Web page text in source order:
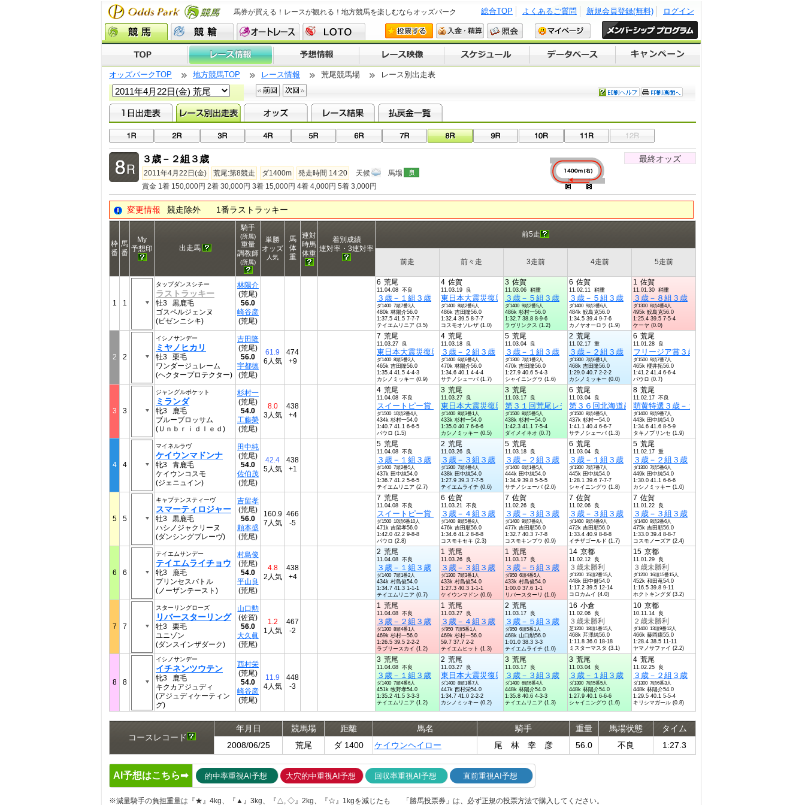
馬券が買える！レースが観れる！地方競馬を楽しむならオッズパーク ログイン
新規会員登録(無料)
よくあるご質問
総合TOP
オッズパークTOP 地方競馬TOP レース情報 荒尾競馬場 レース別出走表
３歳－２組３歳
2011年4月22日(金) 荒尾:第8競走 ダ1400m 発走時間 14:20 天候
馬場
賞金 1着 150,000円 2着 30,000円 3着 15,000円 4着 4,000円 5着 3,000円
最終オッズ
変更情報 競走除外 1番ラストラッキー
枠
番
馬
番
My
予想印
出走馬
騎手
(所属)
重量
調教師
(所属)
単勝
オッズ
人気
馬
体
重
連対
時馬
体重
着別成績
連対率・3連対率
前5走
前走 前々走 3走前 4走前 5走前
1 1
タップダンスシチー
ラストラッキー
牡3 黒鹿毛
ゴスペルジェンヌ
(ビゼンニシキ)
林陽介
(荒尾)
56.0
崎谷彦
(荒尾)
6 荒尾
11.04.08 不良
３歳－１組３歳
ダ1400 7頭7番3人
480k 林陽介56.0
1:37.5 41.5 7-7-7
テイエムリニア (3.5)
4 佐賀
11.03.19 良
東日本大震災復興支援競走３歳－６組
ダ1400 8頭2番6人
486k 吉田隆56.0
1:32.4 39.5 8-7-7
コスモオソレザ (1.0)
3 佐賀
11.03.06 稍重
３歳－５組３歳
ダ1400 9頭2番5人
486k 杉村一56.0
1:32.7 38.8 8-9-6
ラヴリンクス (1.2)
6 佐賀
11.02.11 稍重
３歳－５組３歳
ダ1400 9頭3番6人
484k 鮫島克56.0
1:34.5 39.4 9-7-6
カノヤオーロラ (1.9)
1 佐賀
11.01.30 稍重
３歳－８組３歳
ダ1300 8頭4番4人
495k 鮫島克56.0
1:25.4 39.5 7-5-4
ケーヤ (0.0)
2 2
イシノサンデー
ミヤノヒカリ
牡3 栗毛
ワンダージュレーム
(ヘクタープロテクター)
吉田隆
(荒尾)
56.0
宇都徳
(荒尾)
61.9
6人気
474
+9
7 荒尾
11.03.27 良
東日本大震災復興支援競走３歳－２組３歳
ダ1400 8頭5番2人
465k 吉田隆56.0
1:35.4 41.5 4-4-3
カシノミッキー (0.9)
4 荒尾
11.03.18 良
３歳－２組３歳
ダ1400 6頭6番4人
470k 林陽介56.0
1:34.6 40.1 4-4-4
サチノシェーバ (1.7)
5 荒尾
11.03.04 良
３歳－１組３歳
ダ1300 7頭1番2人
470k 吉田隆56.0
1:27.9 40.6 5-4-3
シャイニングウ (1.6)
2 荒尾
11.02.17 重
３歳－２組３歳
ダ1300 7頭6番1人
468k 吉田隆56.0
1:29.0 40.7 2-2-2
カシノミッキー (0.0)
6 荒尾
11.01.28 良
フリージア賞３歳－１組３歳
ダ1500 9頭7番7人
465k 櫻井拓56.0
1:41.2 41.4 6-6-4
パウロ (0.7)
3 3
ジャングルポケット
ミランダ
牝3 鹿毛
ブルーブロッサム
(Ｕｎｂｒｉｄｌｅｄ)
杉村一
(荒尾)
54.0
工藤榮
(荒尾)
8.0
3人気
438
+4
4 荒尾
11.04.08 不良
スイートピー賞（荒尾ダービーＴＲ）３歳オープン
ダ1500 10頭2番4人
434k 杉村一54.0
1:40.7 41.1 6-6-5
パウロ (1.5)
3 荒尾
11.03.27 良
東日本大震災復興支援競走３歳－２組３歳
ダ1400 8頭3番1人
433k 杉村一54.0
1:35.0 40.7 6-6-6
カシノミッキー (0.5)
3 荒尾
11.03.17 良
第３１回荒尾レディース特別（佐賀ル・プラ３歳オープン
ダ1500 8頭5番5人
438k 杉村一54.0
1:42.3 41.1 7-5-4
ダイメイネオ (0.7)
6 荒尾
11.03.04 良
第３６回北海道産馬特別３歳オープン
ダ1500 8頭4番5人
437k 杉村一54.0
1:41.1 40.4 6-6-7
サチノシェーバ (1.3)
8 荒尾
11.02.17 不良
萌黄特選３歳－１組３歳
ダ1400 9頭9番7人
443k 田中純54.0
1:34.6 41.6 8-5-9
タキノプリンセ (1.9)
4 4
マイネルラヴ
ケイウンマドンナ
牝3 青鹿毛
ケイウンコスモ
(ジェニュイン)
田中純
(荒尾)
54.0
佐伯茂
(荒尾)
42.4
5人気
438
+1
5 荒尾
11.04.08 不良
３歳－１組３歳
ダ1400 7頭2番5人
437k 田中純54.0
1:36.7 41.2 5-6-5
テイエムリニア (2.7)
2 荒尾
11.03.26 良
３歳－３組３歳
ダ1300 7頭4番4人
438k 田中純54.0
1:27.9 39.3 7-7-5
テイエムライチ (0.6)
5 荒尾
11.03.18 良
３歳－２組３歳
ダ1400 6頭1番5人
444k 田中純54.0
1:34.9 39.8 5-5-5
サチノシェーバ (2.0)
6 荒尾
11.03.04 良
３歳－１組３歳
ダ1300 7頭7番7人
445k 田中純54.0
1:28.1 39.6 7-7-7
シャイニングウ (1.8)
5 荒尾
11.02.17 重
３歳－２組３歳
ダ1300 7頭5番6人
449k 田中純54.0
1:30.0 41.1 6-6-6
カシノミッキー (1.0)
5 5
キャプテンスティーヴ
スマーティロジャー
牡3 黒鹿毛
ハシノジャクリーヌ
(ダンシングブレーヴ)
吉留孝
(荒尾)
56.0
頼本盛
(荒尾)
160.9
7人気
466
-5
7 荒尾
11.04.08 不良
スイートピー賞（荒尾ダービーＴＲ）３歳オープン
ダ1500 10頭6番10人
471k 吉留孝56.0
1:42.0 42.2 9-8-8
パウロ (2.8)
6 佐賀
11.03.21 不良
３歳－４組３歳
ダ1400 8頭5番8人
476k 吉田順56.0
1:34.6 41.2 8-8-8
コスモキセキ (2.3)
7 佐賀
11.02.26 良
３歳－３組３歳
ダ1400 9頭7番8人
477k 吉田順56.0
1:32.7 40.3 7-7-8
コスモキンプウ (0.9)
7 佐賀
11.02.06 良
３歳－３組３歳
ダ1400 9頭4番9人
472k 吉田順56.0
1:33.4 40.9 8-8-8
イチザゴールド (1.7)
7 佐賀
11.01.22 良
３歳－３組３歳
ダ1400 9頭2番6人
475k 吉田順56.0
1:33.0 39.4 8-8-7
コスモノーズア (2.4)
6 6
テイエムサンデー
テイエムライチョウ
牝3 鹿毛
プリンセスバトル
(ノーザンテースト)
村島俊
(荒尾)
54.0
平山良
(荒尾)
4.8
2人気
438
+4
2 荒尾
11.04.08 不良
３歳－１組３歳
ダ1400 7頭1番2人
434k 村島俊54.0
1:34.7 41.3 1-1-1
テイエムリニア (0.7)
1 荒尾
11.03.26 良
３歳－３組３歳
ダ1300 7頭3番1人
433k 村島俊54.0
1:27.3 40.3 1-1-1
ケイウンマドン (0.6)
1 荒尾
11.03.17 良
３歳－５組３歳
ダ950 6頭4番5人
433k 村島俊54.0
1:00.0 37.6 1-1
リバースターリ (1.0)
14 京都
11.02.12 良
３歳未勝利
ダ1200 15頭2番15人
448k 田中健54.0
1:17.2 39.5 12-14
コロカムイ (4.0)
15 京都
11.01.29 良
３歳未勝利
ダ1200 16頭15番15人
452k 和田竜54.0
1:16.5 39.8 9-11
ホクトキングダ (3.2)
7 7
スターリングローズ
リバースターリング
牡3 栗毛
ユニゾン
(ダンスインザダーク)
山口勲
(佐賀)
56.0
大久眞
(荒尾)
1.2
1人気
467
-2
1 荒尾
11.04.08 不良
３歳－２組３歳
ダ1300 8頭4番1人
469k 杉村一56.0
1:26.5 39.5 2-2-2
ラブリースカイ (1.2)
1 荒尾
11.03.27 良
３歳－４組３歳
ダ950 7頭5番1人
469k 杉村一56.0
59.7 37.7 2-2
テイエムヒット (1.3)
2 荒尾
11.03.17 良
３歳－５組３歳
ダ950 6頭5番1人
468k 山口勲56.0
1:01.0 38.3 3-3
テイエムライチ (1.0)
16 小倉
11.02.06 良
３歳未勝利
芝1200 18頭1番15人
468k 芹澤純56.0
1:11.8 36.0 18-18
ミスターマスタ (3.1)
10 京都
10.11.14 良
２歳未勝利
ダ1400 13頭9番12人
466k 藤岡康55.0
1:28.4 38.5 11-11
ヤマノサファイ (2.2)
8 8
イシノサンデー
イチネンツウテン
牝3 鹿毛
キクカアジュディ
(アジュディケーティン
グ)
西村栄
(荒尾)
54.0
崎谷彦
(荒尾)
11.9
4人気
448
-3
3 荒尾
11.04.08 不良
３歳－１組３歳
ダ1400 7頭4番6人
451k 牧野孝54.0
1:35.2 41.5 3-3-3
テイエムリニア (1.2)
2 荒尾
11.03.27 良
東日本大震災復興支援競走３歳－２組３歳
ダ1400 8頭1番7人
447k 西村栄54.0
1:34.7 41.0 2-2-2
カシノミッキー (0.2)
3 荒尾
11.03.17 良
３歳－３組３歳
ダ1400 6頭6番4人
448k 林陽介54.0
1:35.8 40.6 4-3-3
テイエムリニア (1.3)
3 荒尾
11.03.04 良
３歳－１組３歳
ダ1300 7頭5番5人
448k 林陽介54.0
1:27.9 40.1 6-6-6
シャイニングウ (1.6)
4 荒尾
11.02.25 良
３歳－２組３歳
ダ1300 7頭6番3人
448k 林陽介54.0
1:29.5 40.1 5-5-4
キリシマガール (0.8)
コースレコード
年月日 競馬場 距離 馬名 騎手 重量 馬場状態
タイム
2008/06/25
荒尾 ダ 1400 ケイウンヘイロー 尾 林 幸 彦 56.0 不良 1:27.3
AI予想はこちら➡ 的中率重視AI予想 大穴的中重視AI予想 回収率重視AI予想 直前重視AI予想
※減量騎手の負担重量は『★』4kg、『▲』3kg、『△, ◇』2kg、『☆』1kgを減じたも 「勝馬投票券」は、必ず正規の投票方法で購入してください。